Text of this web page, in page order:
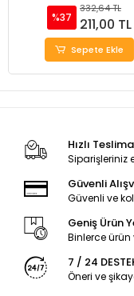
%37
332,64 TL
211,00 TL
Sepete Ekle
Hızlı
Siparişleriniz
Güvenli
Güvenli ve
Geniş Ürün
Binlerce
7 / 24
Öneri ve